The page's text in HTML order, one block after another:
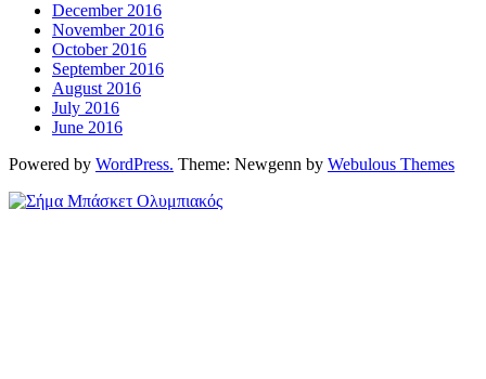
December 2016
November 2016
October 2016
September 2016
August 2016
July 2016
June 2016
Powered by WordPress. Theme: Newgenn by Webulous Themes